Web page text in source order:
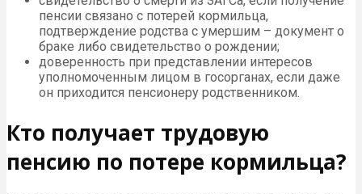
пенсии связано с потерей кормильца,
подтверждение родства с умершим – документ о
браке либо свидетельство о рождении;
доверенность при представлении интересов
уполномоченным лицом в госорганах, если даже
он приходится пенсионеру родственником.
Кто получает трудовую
пенсию по потере кормильца?